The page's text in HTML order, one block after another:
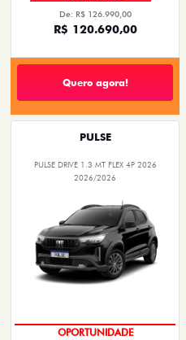
De: R$ 126.990,00
R$ 120.690,00
Quero agora!
PULSE
PULSE DRIVE 1.3 MT FLEX 4P 2026
2026/2026
OPORTUNIDADE